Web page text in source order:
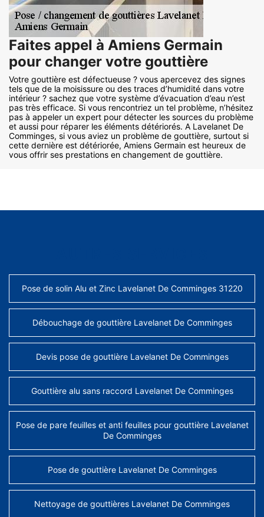
Faites appel à Amiens Germain
pour changer votre gouttière
Votre gouttière est défectueuse ? vous apercevez des signes
tels que de la moisissure ou des traces d’humidité dans votre
intérieur ? sachez que votre système d’évacuation d’eau n’est
pas très efficace. Si vous rencontriez un tel problème, n’hésitez
pas à appeler un expert pour détecter les sources du problème
et aussi pour réparer les éléments détériorés. A Lavelanet De
Comminges, si vous aviez un problème de gouttière, surtout si
cette dernière est détériorée, Amiens Germain est heureux de
vous offrir ses prestations en changement de gouttière.
Pose de solin Alu et Zinc Lavelanet De Comminges 31220
Débouchage de gouttière Lavelanet De Comminges
Devis pose de gouttière Lavelanet De Comminges
Gouttière alu sans raccord Lavelanet De Comminges
Pose de pare feuilles et anti feuilles pour gouttière Lavelanet
De Comminges
Pose de gouttière Lavelanet De Comminges
Nettoyage de gouttières Lavelanet De Comminges